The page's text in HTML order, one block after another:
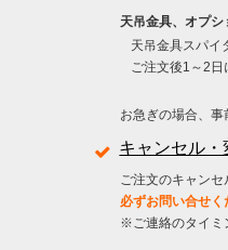
天吊金具、オプシ
天吊金具スパイ
ご注文後1～2日
お急ぎの場合、事
キャンセル・
ご注文のキャンセ
必ずお問い合せく
※ご連絡のタイミ